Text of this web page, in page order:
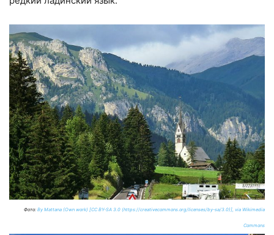
Фото: By Mattana (Own work) [CC BY-SA 3.0 (https://creativecommons.org/licenses/by-sa/3.0)], via Wikimedia
Commons